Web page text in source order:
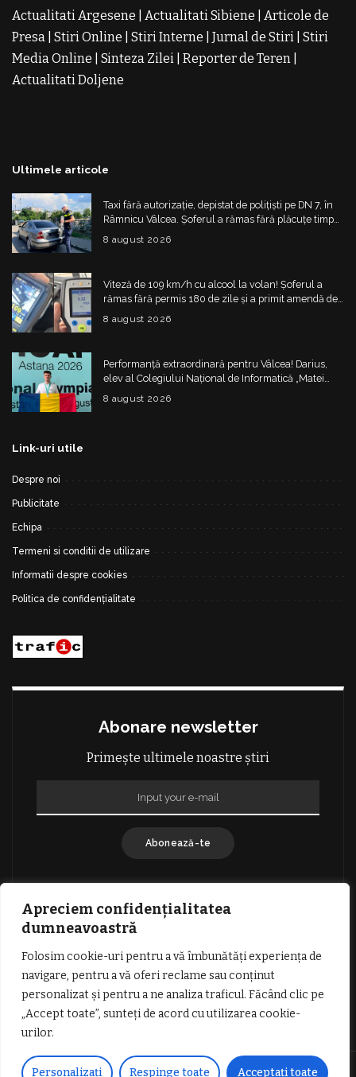
Apreciem confidențialitatea
dumneavoastră
Folosim cookie-uri pentru a vă îmbunătăți experiența de
navigare, pentru a vă oferi reclame sau conținut
personalizat și pentru a ne analiza traficul. Făcând clic pe
„Accept toate”, sunteți de acord cu utilizarea cookie-
urilor.
Personalizați Respinge toate Acceptați toate
Actualitati Argesene Actualitati Sibiene
Articole de
Presa Stiri Online Stiri Interne Jurnal de Stiri Stiri
Media Online
Sinteza Zilei Reporter de Teren
Actualitati Doljene
Ultimele articole
Taxi fără autorizație, depistat de polițiști pe DN 7, în
Râmnicu Vâlcea. Șoferul a rămas fără plăcuțe timp
de 6 luni
8 august 2026
Viteză de 109 km/h cu alcool la volan! Șoferul a
rămas fără permis 180 de zile și a primit amendă de
4.325 de lei
8 august 2026
Performanță extraordinară pentru Vâlcea! Darius,
elev al Colegiului Național de Informatică „Matei
Basarab”, a cucerit argintul la Olimpiada
Internațională de Inteligență Artificială
8 august 2026
Link-uri utile
Despre noi
Publicitate
Echipa
Termeni si conditii de utilizare
Informatii despre cookies
Politica de confidențialitate
Abonare newsletter
Primește ultimele noastre știri
Abonează-te
TERMENI SI CONDITII DE UTILIZARE
INFORMATII DESPRE COOKIES
DESPRE NOI
PUBLICITATE
© Copyright Vocea Vâlcii | Toate drepturile rezervate | Site creat cu